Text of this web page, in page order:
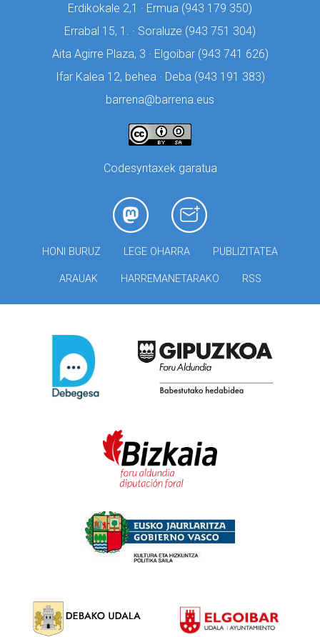
Erdikokale 2,1 · Ermua (943 179 350)
Errabal 15, 1. · Soraluze (943 751 304)
Aita Agirre Plaza, 3 · Elgoibar (943 741 626)
Ifar Kalea 12, behea · Deba (943 191 383)
barrena@barrena.eus
Codesyntaxek garatua
HONI BURUZ LEGE OHARRA PUBLIZITATEA
ARAUAK HARREMANETARAKO RSS